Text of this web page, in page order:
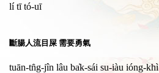
lí tī tó-uī
斷腸人流目屎 需要勇氣
tuān-tn̂g-jîn lâu ba̍k-sái su-iàu ióng-khì